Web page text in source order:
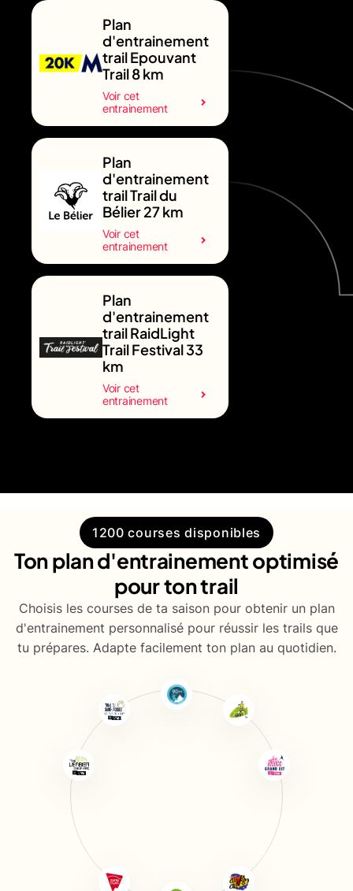
Plan
d'entrainement
trail Epouvant
Trail 8 km
Voir cet
entrainement
Plan
d'entrainement
trail Trail du
Bélier 27 km
Voir cet
entrainement
Plan
d'entrainement
trail RaidLight
Trail Festival 33
km
Voir cet
entrainement
1200 courses disponibles
Ton plan d'entrainement optimisé
pour ton trail
Choisis les courses de ta saison pour obtenir un plan
d'entrainement personnalisé pour réussir les trails que
tu prépares. Adapte facilement ton plan au quotidien.